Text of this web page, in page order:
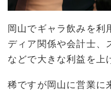
岡山でギャラ飲みを利
ディア関係や会計士、
などで大きな利益を上
稀ですが岡山に営業に